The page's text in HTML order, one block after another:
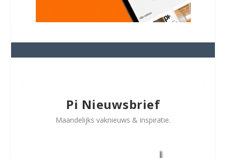
Pi Nieuwsbrief
Maandelijks vaknieuws & inspiratie.